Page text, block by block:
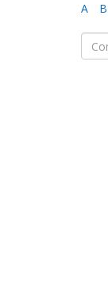
A B